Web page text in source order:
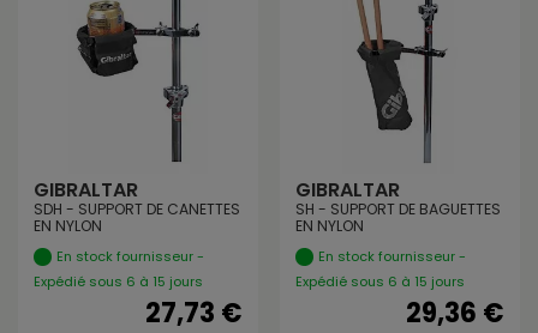
GIBRALTAR
SDH - SUPPORT DE CANETTES
EN NYLON
En stock fournisseur -
Expédié sous 6 à 15 jours
27,73 €
GIBRALTAR
SH - SUPPORT DE BAGUETTES
EN NYLON
En stock fournisseur -
Expédié sous 6 à 15 jours
29,36 €